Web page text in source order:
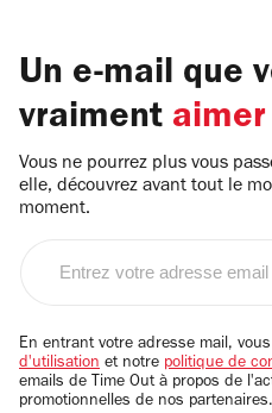
Un e-mail que
vraiment aimer
Vous ne pourrez plus vous
elle, découvrez avant tout le
moment.
email
En entrant votre adresse mail,
d'utilisation et notre politique de
emails de Time Out à propos de
promotionnelles de nos partenaires.